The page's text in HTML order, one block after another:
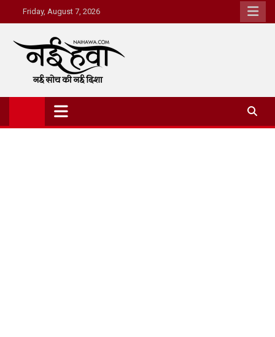
Friday, August 7, 2026
Nai Hawa